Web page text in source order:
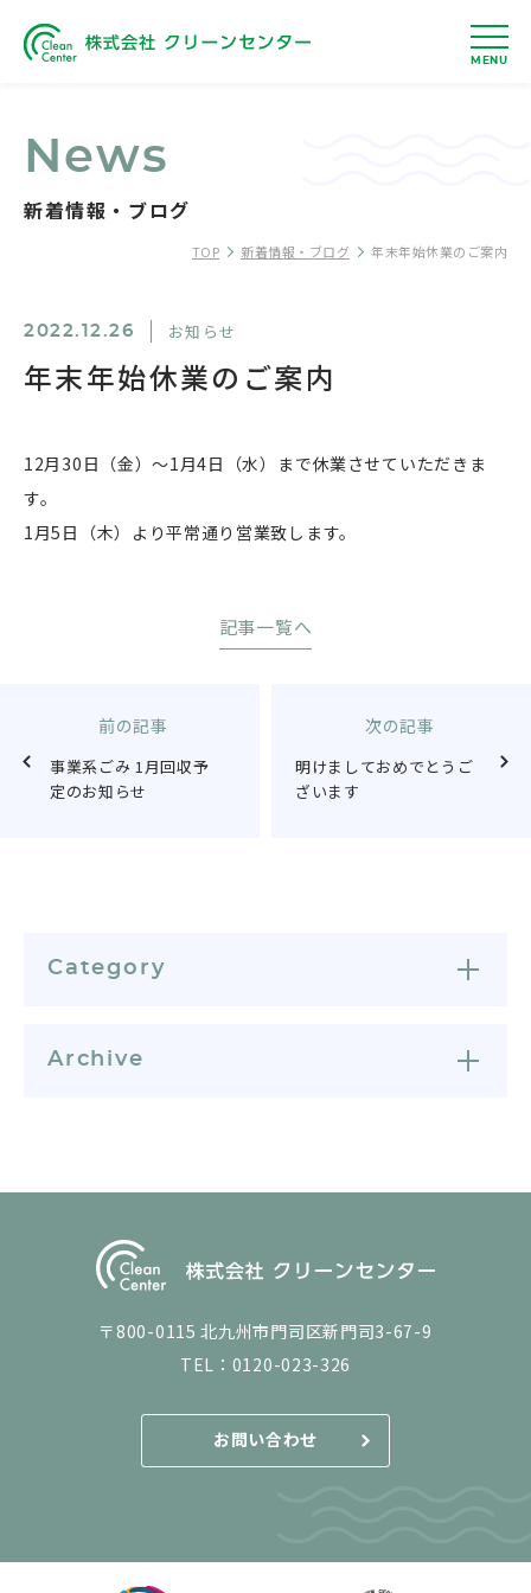
MENU
News
新着情報・ブログ
TOP 新着情報・ブログ 年末年始休業のご案内
年末年始休業のご案内
2022.12.26 お知らせ
12月30日（金）～1月4日（水）まで休業させていただきま
す。
1月5日（木）より平常通り営業致します。
Category
Archive
前の記事
事業系ごみ 1月回収予
定のお知らせ
記事一覧へ
次の記事
明けましておめでとうご
ざいます
〒800-0115 北九州市門司区新門司3-67-9
TEL： 0120-023-326
お問い合わせ